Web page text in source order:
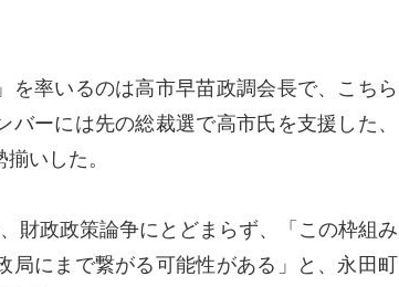
率いるのは高市早苗政調会長で、こちら
ーには先の総裁選で高市氏を支援した、
いした。
財政政策論争にとどまらず、「この枠組み
にまで繋がる可能性がある」と、永田町